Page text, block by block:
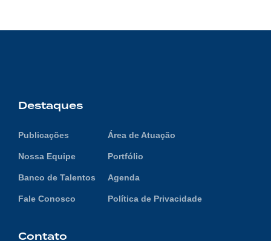
Destaques
Publicações
Nossa Equipe
Banco de Talentos
Fale Conosco
Área de Atuação
Portfólio
Agenda
Política de Privacidade
Contato